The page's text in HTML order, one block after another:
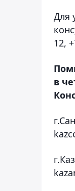
Для
12,
в